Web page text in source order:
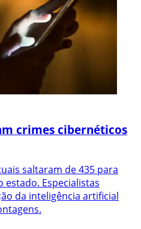
crimes cibernéticos
saltaram de 435 para
estado. Especialistas
da inteligência artificial